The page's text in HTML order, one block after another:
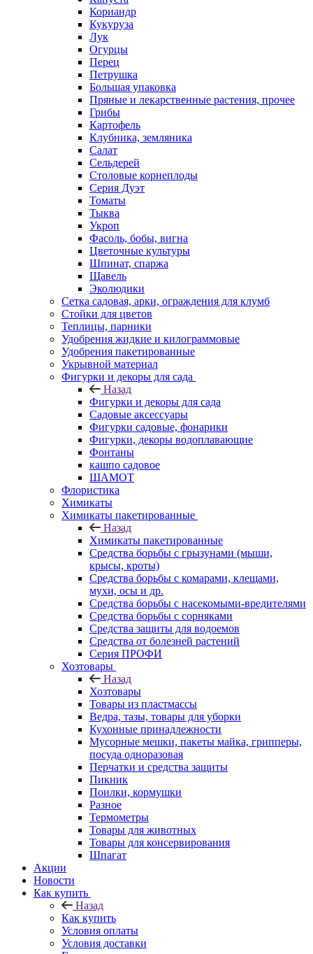
Кориандр
Кукуруза
Лук
Огурцы
Перец
Петрушка
Большая упаковка
Пряные и лекарственные растения, прочее
Грибы
Картофель
Клубника, земляника
Салат
Сельдерей
Столовые корнеплоды
Серия Дуэт
Томаты
Тыква
Укроп
Фасоль, бобы, вигна
Цветочные культуры
Шпинат, спаржа
Щавель
Эколюдики
Сетка садовая, арки, ограждения для клумб
Стойки для цветов
Теплицы, парники
Удобрения жидкие и килограммовые
Удобрения пакетированные
Укрывной материал
Фигурки и декоры для сада
Назад
Фигурки и декоры для сада
Садовые аксессуары
Фигурки садовые, фонарики
Фигурки, декоры водоплавающие
Фонтаны
кашпо садовое
ШАМОТ
Флористика
Химикаты
Химикаты пакетированные
Назад
Химикаты пакетированные
Средства борьбы с грызунами (мыши,
крысы, кроты)
Средства борьбы с комарами, клещами,
мухи, осы и др.
Средства борьбы с насекомыми-вредителями
Средства борьбы с сорняками
Средства защиты для водоемов
Средства от болезней растений
Серия ПРОФИ
Хозтовары
Назад
Хозтовары
Товары из пластмассы
Ведра, тазы, товары для уборки
Кухонные принадлежности
Мусорные мешки, пакеты майка, грипперы,
посуда одноразовая
Перчатки и средства защиты
Пикник
Поилки, кормушки
Разное
Термометры
Товары для животных
Товары для консервирования
Шпагат
Акции
Новости
Как купить
Назад
Как купить
Условия оплаты
Условия доставки